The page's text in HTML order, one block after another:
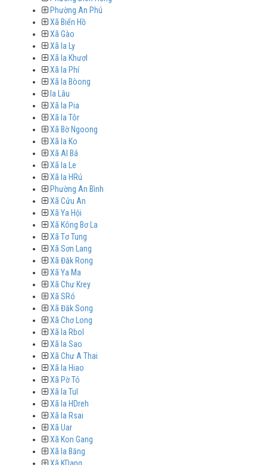
Phường An Phú
Xã Biển Hồ
Xã Gào
Xã Ia Ly
Xã Ia Khươl
Xã Ia Phí
Xã Ia Bòong
Ia Lâu
Xã Ia Pia
Xã Ia Tôr
Xã Bờ Ngoong
Xã Ia Ko
Xã Al Bá
Xã Ia Le
Xã Ia HRú
Phường An Bình
Xã Cửu An
Xã Ya Hội
Xã Kông Bơ La
Xã Tơ Tung
Xã Sơn Lang
Xã Đăk Rong
Xã Ya Ma
Xã Chư Krey
Xã SRó
Xã Đăk Song
Xã Chơ Long
Xã Ia Rbol
Xã Ia Sao
Xã Chư A Thai
Xã Ia Hiao
Xã Pờ Tó
Xã Ia Tul
Xã Ia HDreh
Xã Ia Rsai
Xã Uar
Xã Kon Gang
Xã Ia Băng